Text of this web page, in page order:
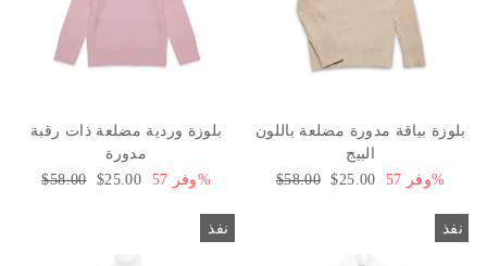
بلوزة وردية مضلعة ذات رقبة
مدورة
السعر
$58.00 سعر
$25.00 وفر 57%
بلوزة بياقة مدورة مضلعة باللون
البيج
السعر
$58.00 سعر
$25.00 وفر 57%
نفذ نفذ